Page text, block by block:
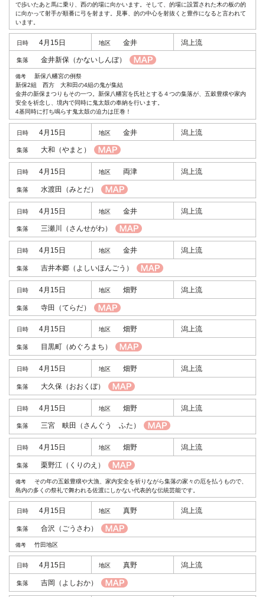
で歩いたあと馬に乗り、西の的場に向かいます。そして、的場に設置された木の板の的
に向かって射手が順番に弓を射ます。見事、的の中心を射抜くと豊作になると言われて
います。
潟上流
4月15日 金井
金井新保（かないしんぼ）
新保八幡宮の例祭
新保2組 西方 大和田の4組の鬼が集結
金井の新保まつりもその一つ。新保八幡宮を氏社とする４つの集落が、五穀豊穣や家内
安全を祈念し、境内で同時に鬼太鼓の奉納を行います。
4基同時に打ち鳴らす鬼太鼓の迫力は圧巻！
潟上流
4月15日 金井
大和 （やまと）
潟上流
4月15日 両津
水渡田 （みとだ）
潟上流
4月15日 金井
三瀬川 （さんせがわ）
潟上流
4月15日 金井
吉井本郷（よしいほんごう）
潟上流
4月15日 畑野
寺田 （てらだ）
潟上流
4月15日 畑野
目黒町（めぐろまち）
潟上流
4月15日 畑野
大久保（おおくぼ）
潟上流
4月15日 畑野
三宮 畉田 （さんぐう ふた）
潟上流
4月15日 畑野
栗野江（くりのえ）
その年の五穀豊穣や大漁、家内安全を祈りながら集落の家々の厄を払うもので、
島内の多くの祭礼で舞われる佐渡にしかない代表的な伝統芸能です。
潟上流
4月15日 真野
合沢 （ごうさわ）
竹田地区
潟上流
4月15日 真野
吉岡 （よしおか）